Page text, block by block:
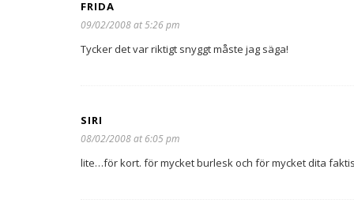
FRIDA
09/02/2008 at 5:26 pm
Tycker det var riktigt snyggt måste jag säga!
SIRI
08/02/2008 at 6:05 pm
lite…för kort. för mycket burlesk och för mycket dita